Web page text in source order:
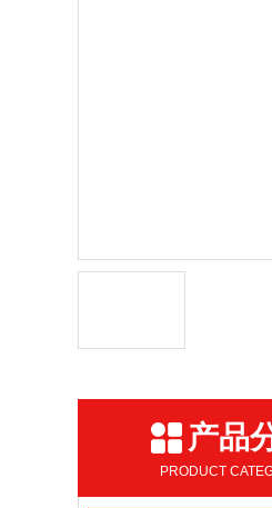
产品
PRODUCT